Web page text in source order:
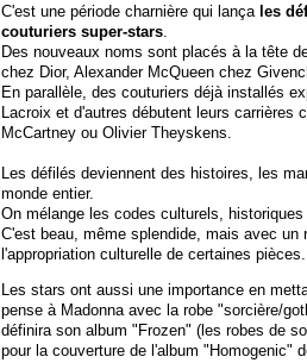
C'est une période charnière qui lança les
couturiers super-stars
Des nouveaux noms sont placés à la tête
chez Dior, Alexander McQueen chez
En parallèle, des couturiers déjà installés
Lacroix et d'autres débutent leurs
McCartney ou Olivier Theyskens.
Les défilés deviennent des histoires, les
monde entier.
On mélange les codes culturels,
C'est beau, même splendide, mais avec
l'appropriation culturelle de certaines pièces.
Les stars ont aussi une importance en
pense à Madonna avec la robe "sorcière/
définira son album "Frozen" (les robes de
pour la couverture de l'album "Homogenic"